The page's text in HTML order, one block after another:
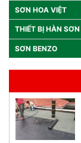
SƠN HOA VIỆT
THIẾT BỊ HÀN SƠN
SƠN BENZO